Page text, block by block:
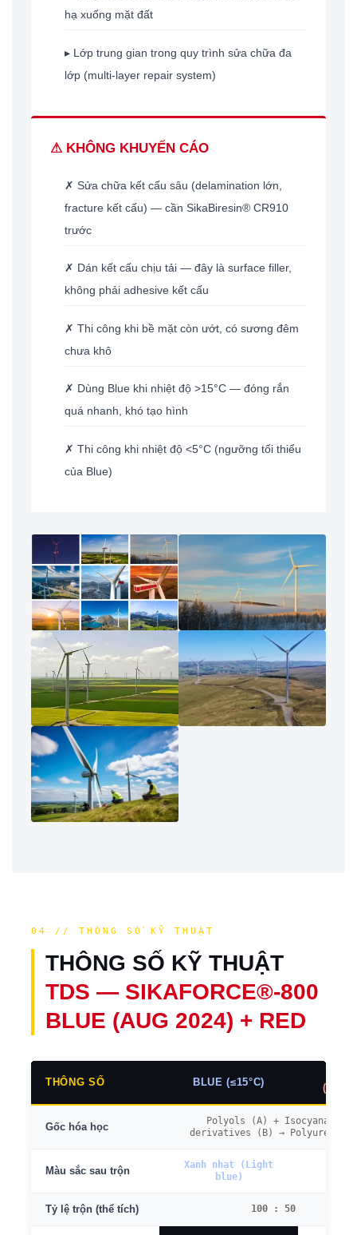
hạ xuống mặt đất
▸ Lớp trung gian trong quy trình sửa chữa đa
lớp (multi-layer repair system)
⚠ KHÔNG KHUYẾN CÁO
✗ Sửa chữa kết cấu sâu (delamination lớn,
fracture kết cấu) — cần SikaBiresin® CR910
trước
✗ Dán kết cấu chịu tải — đây là surface filler,
không phải adhesive kết cấu
✗ Thi công khi bề mặt còn ướt, có sương đêm
chưa khô
✗ Dùng Blue khi nhiệt độ >15°C — đóng rắn
quá nhanh, khó tạo hình
✗ Thi công khi nhiệt độ <5°C (ngưỡng tối thiểu
của Blue)
04 // THÔNG SỐ KỸ THUẬT
THÔNG SỐ KỸ THUẬT
TDS — SIKAFORCE®-800
BLUE (AUG 2024) + RED
THÔNG SỐ BLUE (≤15°C)
Gốc hóa học
Polyols (A) + Isocyanate
derivatives (B) → Polyurethane
Màu sắc sau trộn
Xanh nhạt (Light
blue)
Tỷ lệ trộn (thể tích) 100 : 50